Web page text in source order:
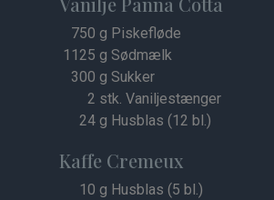
750 g Piskefløde
1125 g Sødmælk
300 g Sukker
2 stk. Vaniljestænger
24 g Husblas (12 bl.)
Kaffe Cremeux
10 g Husblas (5 bl.)